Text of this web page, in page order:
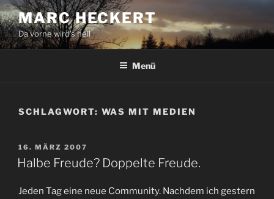
Zum
Inhalt
springen
MARC HECKERT
Da vorne wird's hell
Menü
SCHLAGWORT: WAS MIT MEDIEN
VERÖFFENTLICHT
AM
16. MÄRZ 2007
Halbe Freude? Doppelte Freude.
Jeden Tag eine neue Community. Nachdem ich gestern